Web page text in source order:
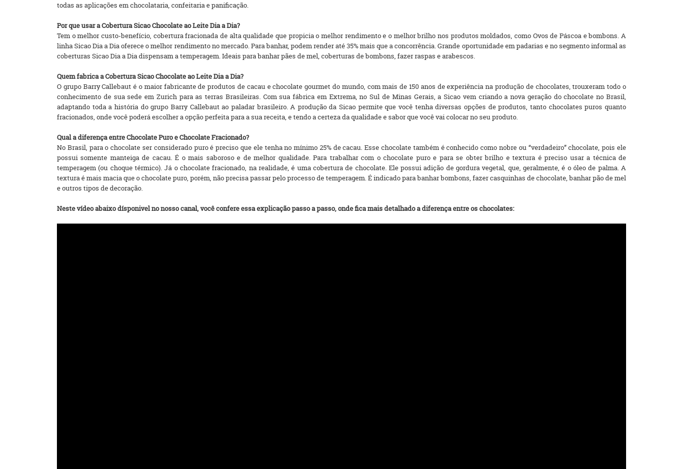
todas as aplicações em chocolataria, confeitaria e panificação.
Por que usar a Cobertura Sicao Chocolate ao Leite Dia a Dia?
Tem o melhor custo-benefício, cobertura fracionada de alta qualidade que propicia o melhor rendimento e o melhor brilho nos produtos moldados, como Ovos de Páscoa e bombons. A
linha Sicao Dia a Dia oferece o melhor rendimento no mercado. Para banhar, podem render até 35% mais que a concorrência. Grande oportunidade em padarias e no segmento informal as
coberturas Sicao Dia a Dia dispensam a temperagem. Ideais para banhar pães de mel, coberturas de bombons, fazer raspas e arabescos.
Quem fabrica a Cobertura Sicao Chocolate ao Leite Dia a Dia?
O grupo Barry Callebaut é o maior fabricante de produtos de cacau e chocolate gourmet do mundo, com mais de 150 anos de experiência na produção de chocolates, trouxeram todo o
conhecimento de sua sede em Zurich para as terras Brasileiras. Com sua fábrica em Extrema, no Sul de Minas Gerais, a Sicao vem criando a nova geração do chocolate no Brasil,
adaptando toda a história do grupo Barry Callebaut ao paladar brasileiro. A produção da Sicao permite que você tenha diversas opções de produtos, tanto chocolates puros quanto
fracionados, onde você poderá escolher a opção perfeita para a sua receita, e tendo a certeza da qualidade e sabor que você vai colocar no seu produto.
Qual a diferença entre Chocolate Puro e Chocolate Fracionado?
No Brasil, para o chocolate ser considerado puro é preciso que ele tenha no mínimo 25% de cacau. Esse chocolate também é conhecido como nobre ou “verdadeiro” chocolate, pois ele
possui somente manteiga de cacau. É o mais saboroso e de melhor qualidade. Para trabalhar com o chocolate puro e para se obter brilho e textura é preciso usar a técnica de
temperagem (ou choque térmico). Já o chocolate fracionado, na realidade, é uma cobertura de chocolate. Ele possui adição de gordura vegetal, que, geralmente, é o óleo de palma. A
textura é mais macia que o chocolate puro, porém, não precisa passar pelo processo de temperagem. É indicado para banhar bombons, fazer casquinhas de chocolate, banhar pão de mel
e outros tipos de decoração.
Neste vídeo abaixo dísponivel no nosso canal, você confere essa explicação passo a passo, onde fica mais detalhado a diferença entre os chocolates: